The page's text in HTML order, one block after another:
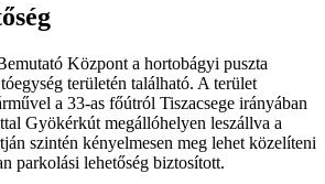
Központ a hortobágyi puszta
területén található. A terület
a 33-as főútról Tiszacsege irányában
Gyökérkút megállóhelyen leszállva a
szintén kényelmesen meg lehet közelíteni
parkolási lehetőség biztosított.